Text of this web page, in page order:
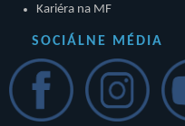
Kariéra na MF
SOCIÁLNE MÉDIA